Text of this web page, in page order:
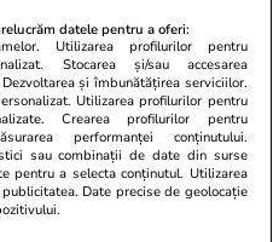
03 aug.
datele pentru a oferi:
Utilizarea profilurilor pentru
Stocarea și/sau accesarea
și îmbunătățirea serviciilor.
Utilizarea profilurilor pentru
Crearea profilurilor pentru
performanței conținutului.
sau combinații de date din surse
pentru a selecta conținutul. Utilizarea
Date precise de geolocație